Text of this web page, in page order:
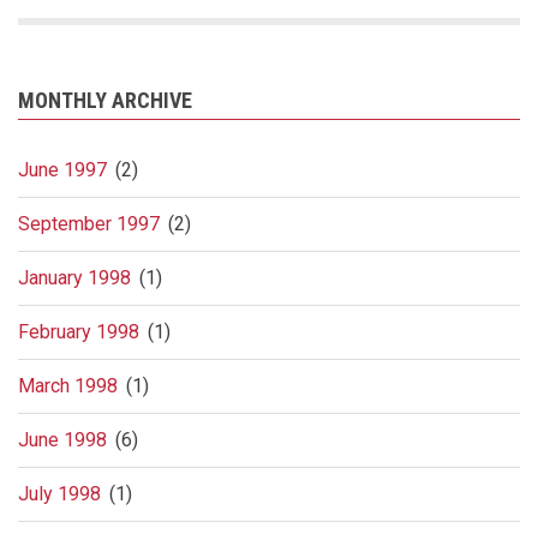
MONTHLY ARCHIVE
June 1997 (2)
September 1997 (2)
January 1998 (1)
February 1998 (1)
March 1998 (1)
June 1998 (6)
July 1998 (1)